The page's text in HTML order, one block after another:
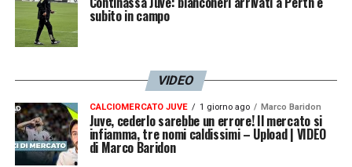
subito in campo
VIDEO
CALCIOMERCATO JUVE 1 giorno ago Marco Baridon
Juve, cederlo sarebbe un errore! Il mercato si
infiamma, tre nomi caldissimi – Upload | VIDEO
di Marco Baridon